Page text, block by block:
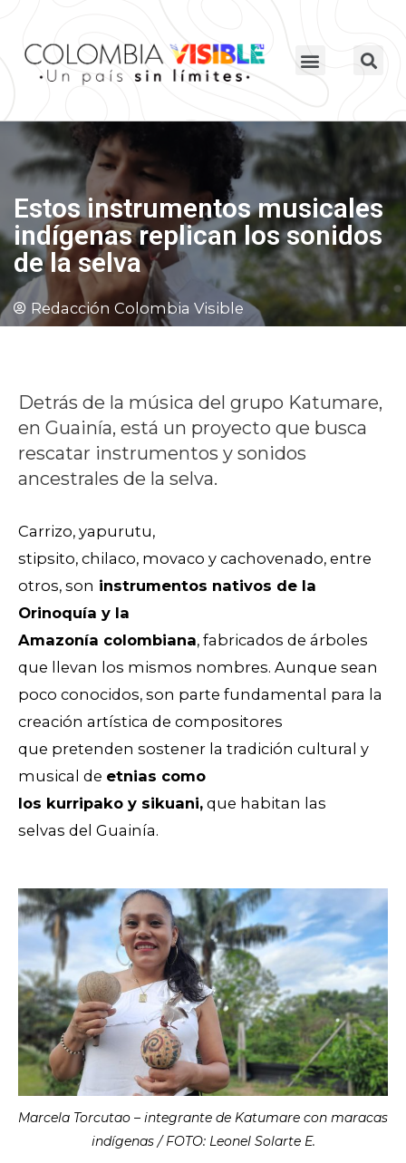
Estos instrumentos musicales
indígenas replican los sonidos
de la selva
Redacción Colombia Visible
Detrás de la música del grupo Katumare,
en Guainía, está un proyecto que busca
rescatar instrumentos y sonidos
ancestrales de la selva.
Carrizo, yapurutu,
stipsito, chilaco, movaco y cachovenado, entre
otros, son instrumentos nativos de la
Orinoquía y la
Amazonía colombiana, fabricados de árboles
que llevan los mismos nombres. Aunque sean
poco conocidos, son parte fundamental para la
creación artística de compositores
que pretenden sostener la tradición cultural y
musical de etnias como
los kurripako y sikuani, que habitan las
selvas del Guainía.
Marcela Torcutao – integrante de Katumare con maracas
indígenas / FOTO: Leonel Solarte E.